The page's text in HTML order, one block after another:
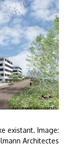
existant. Image:
Architectes